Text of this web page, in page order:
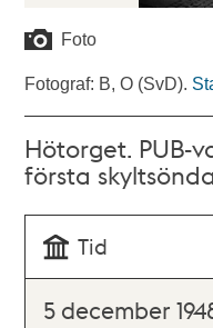
Foto
Fotograf: B, O (SvD).
Hötorget. PUB-
första
Tid
5 december